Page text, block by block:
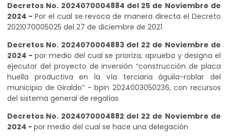
Decretos No. 2024070004884 del 25 de Noviembre de
2024 - Por el cual se revoca de manera directa el Decreto
2021070005025 del 27 de diciembre de 2021
Decretos No. 2024070004883 del 22 de Noviembre de
2024 - por medio del cual se prioriza, aprueba y designa el
ejecutor del proyecto de inversión “construcción de placa
huella productiva en la vía terciaria águila-roblar del
municipio de Giraldo” - bpin 2024003050236, con recursos
del sistema general de regalías
Decretos No. 2024070004882 del 22 de Noviembre de
2024 - por medio del cual se hace una delegación